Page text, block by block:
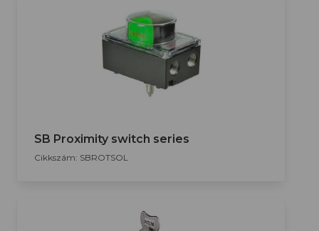
SB Proximity switch series
Cikkszám: SBROTSOL